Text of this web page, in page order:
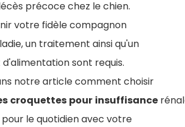
précoce chez le chien.
votre fidèle compagnon
un traitement ainsi qu'un
sont requis.
notre article comment choisir
croquettes pour insuffisance
pour le quotidien avec votre